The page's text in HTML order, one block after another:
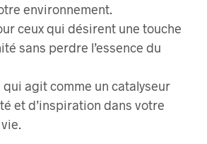
environnement.
ceux qui désirent une touche
sans perdre l’essence du
qui agit comme un catalyseur
et d’inspiration dans votre